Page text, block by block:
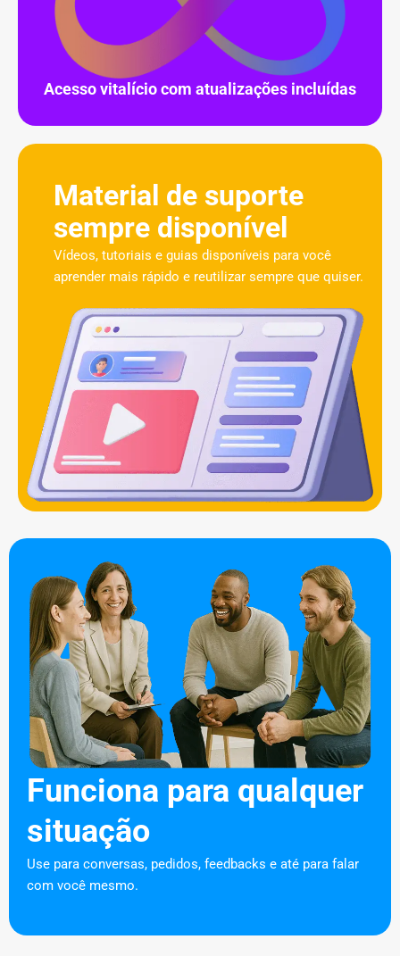
Acesso vitalício com atualizações incluídas
Material de suporte
sempre disponível
Vídeos, tutoriais e guias disponíveis para você
aprender mais rápido e reutilizar sempre que quiser.
Funciona para qualquer
situação
Use para conversas, pedidos, feedbacks e até para falar
com você mesmo.